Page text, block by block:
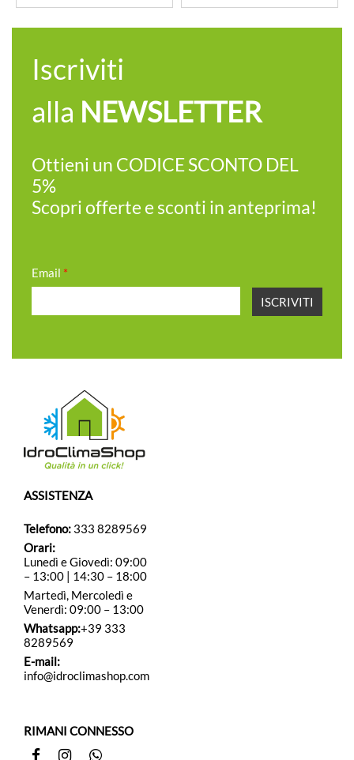
Iscriviti
alla NEWSLETTER
Ottieni un CODICE SCONTO DEL
5%
Scopri offerte e sconti in anteprima!
Email *
ASSISTENZA
Telefono: 333 8289569
Orari:
Lunedì e Giovedì: 09:00
– 13:00 | 14:30 – 18:00
Martedì, Mercoledì e
Venerdì: 09:00 – 13:00
Whatsapp:+39 333
8289569
E-mail:
info@idroclimashop.com
RIMANI CONNESSO
FacebookInstagramWhatsapp